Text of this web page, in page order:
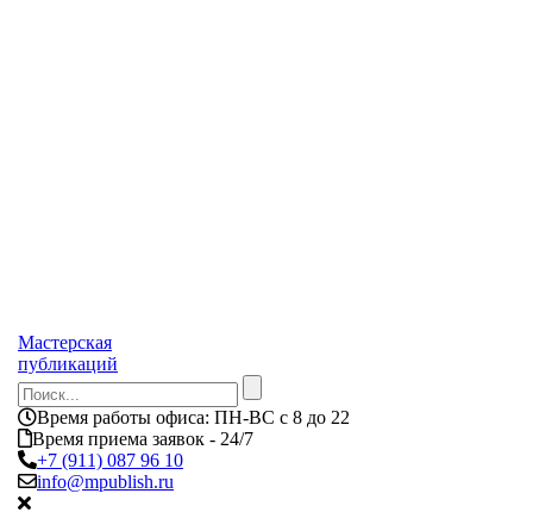
Мастерская
публикаций
Время работы офиса: ПН-ВС с 8 до 22
Время приема заявок - 24/7
+7 (911) 087 96 10
info@mpublish.ru